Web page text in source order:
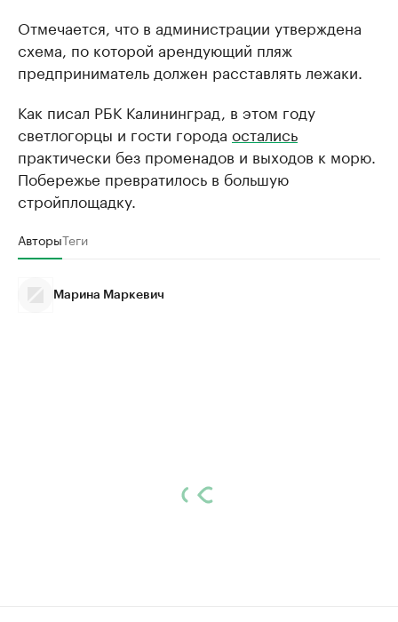
Отмечается, что в администрации утверждена
схема, по которой арендующий пляж
предприниматель должен расставлять лежаки.
Как писал РБК Калининград, в этом году
светлогорцы и гости города остались
практически без променадов и выходов к морю.
Побережье превратилось в большую
стройплощадку.
АвторыТеги
Марина Маркевич